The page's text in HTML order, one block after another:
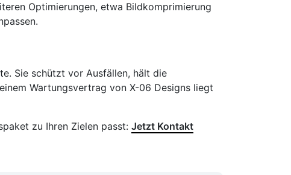
Optimierungen, etwa Bild­komprimierung
Sie schützt vor Ausfällen, hält die
Wartungs­vertrag von X-06 Designs liegt
zu Ihren Zielen passt: Jetzt Kontakt